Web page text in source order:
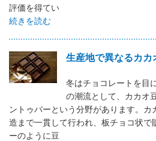
評価を得てい
続きを読む
生産地で異なるカカ
冬はチョコレートを目
の潮流として、カカオ
ントゥバーという分野があります。カ
造まで一貫して行われ、板チョコ状で
ーのように豆